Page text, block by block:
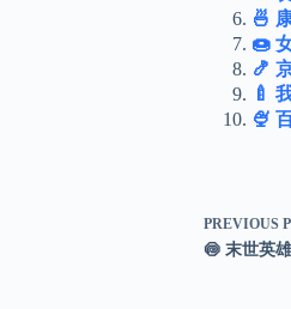
🍜
🍩
🍤
🍼
🍨
PREVIOUS
🍥 末世英